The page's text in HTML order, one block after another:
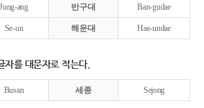
Jung-ang 반구대 Ban-gudae
Se-un 해운대 Hae-undae
자를 대문자로 적는다.
Busan 세종 Sejong